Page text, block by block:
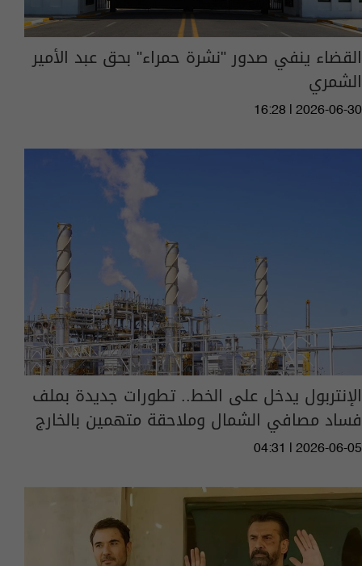
القضاء ينفي صدور "نشرة حمراء" بحق عبد الأمير
الشمري
16:28 | 2026-06-30
الإنتربول يدخل على الخط.. تطورات جديدة بملف
فساد مصافي الشمال وملاحقة متهمين بالخارج
04:31 | 2026-06-05